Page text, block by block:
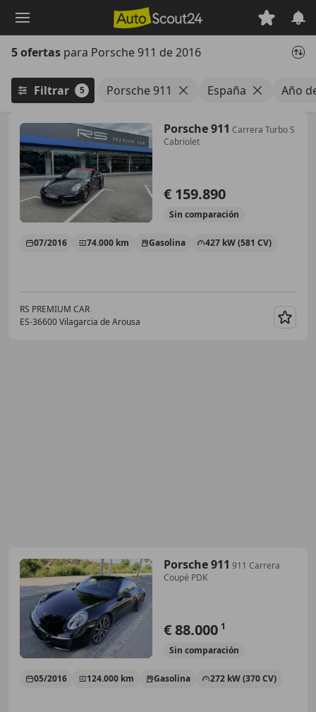
principal
5 ofertas para Porsche 911 de 2016
Filtrar 5 Porsche 911 España Año
Porsche 911 Carrera Turbo S
Cabriolet
€ 159.890
Sin comparación
07/2016 74.000 km Gasolina 427 kW (581 CV)
RS PREMIUM CAR
ES-36600 Vilagarcia de Arousa
Porsche 911 911 Carrera
Coupé PDK
€ 88.000 1
Sin comparación
05/2016 124.000 km Gasolina 272 kW (370 CV)